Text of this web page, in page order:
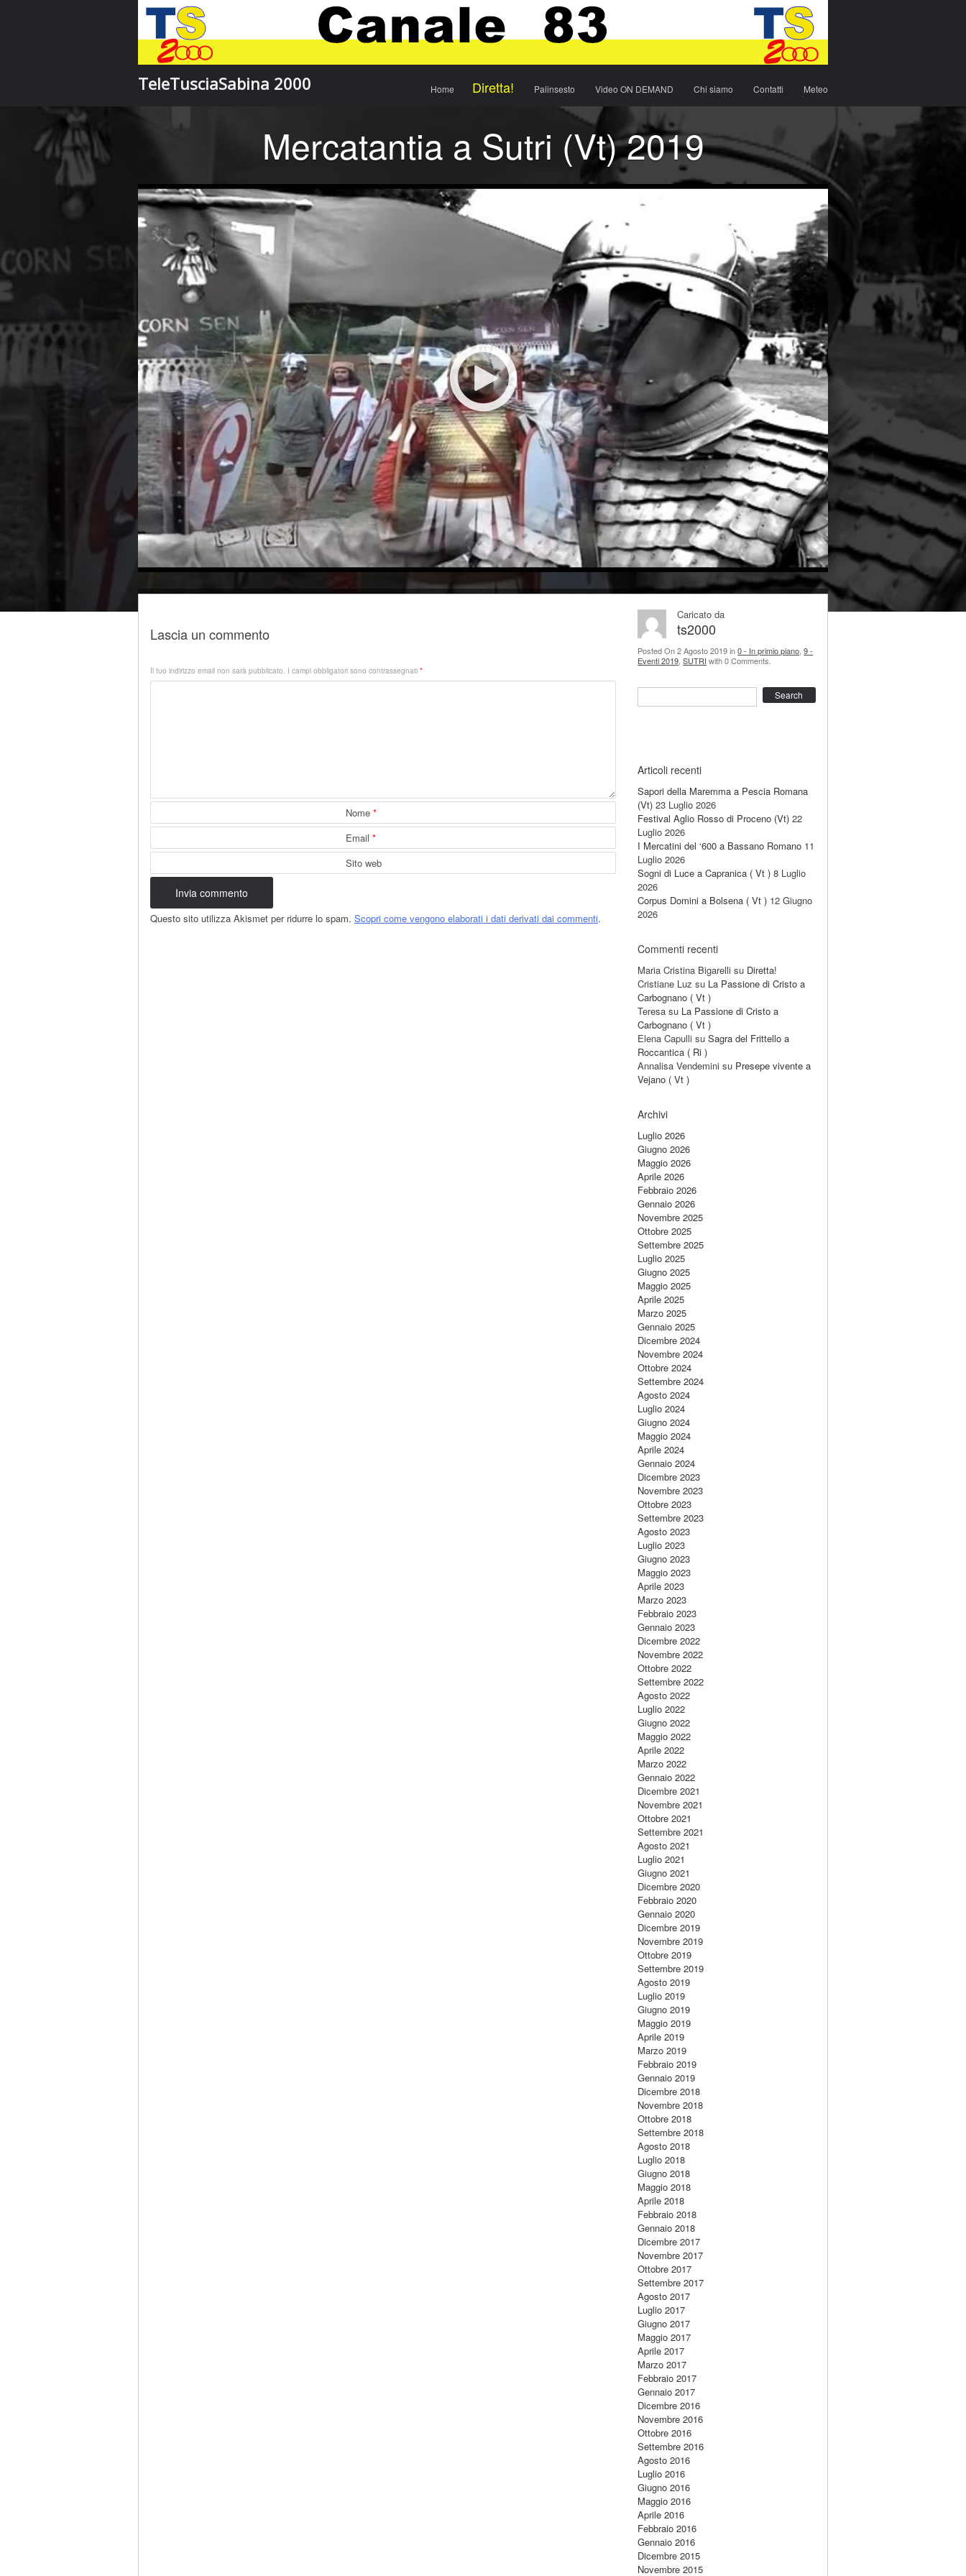
TeleTusciaSabina 2000 Home Diretta! Palinsesto Video ON DEMAND Chi siamo Contatti Meteo
Mercatantia a Sutri (Vt) 2019
Lascia un commento
Il tuo indirizzo email non sarà pubblicato. I campi obbligatori sono contrassegnati *
Nome*
Email*
Sito web
Questo sito utilizza Akismet per ridurre lo spam. Scopri come vengono elaborati i dati derivati dai commenti.
Caricato da
ts2000
Posted On 2 Agosto 2019 in0 - In primio piano ,9 -
Eventi 2019 ,SUTRI with 0 Comments.
Articoli recenti
Sapori della Maremma a Pescia Romana
(Vt) 23 Luglio 2026
Festival Aglio Rosso di Proceno (Vt) 22
Luglio 2026
I Mercatini del ‘600 a Bassano Romano 11
Luglio 2026
Sogni di Luce a Capranica ( Vt ) 8 Luglio
2026
Corpus Domini a Bolsena ( Vt ) 12 Giugno
2026
Commenti recenti
Maria Cristina Bigarelli su Diretta!
Cristiane Luz su La Passione di Cristo a
Carbognano ( Vt )
Teresa su La Passione di Cristo a
Carbognano ( Vt )
Elena Capulli suSagra del Frittello a
Roccantica ( Ri )
Annalisa Vendemini su Presepe vivente a
Vejano ( Vt )
Archivi
Luglio 2026
Giugno 2026
Maggio 2026
Aprile 2026
Febbraio 2026
Gennaio 2026
Novembre 2025
Ottobre 2025
Settembre 2025
Luglio 2025
Giugno 2025
Maggio 2025
Aprile 2025
Marzo 2025
Gennaio 2025
Dicembre 2024
Novembre 2024
Ottobre 2024
Settembre 2024
Agosto 2024
Luglio 2024
Giugno 2024
Maggio 2024
Aprile 2024
Gennaio 2024
Dicembre 2023
Novembre 2023
Ottobre 2023
Settembre 2023
Agosto 2023
Luglio 2023
Giugno 2023
Maggio 2023
Aprile 2023
Marzo 2023
Febbraio 2023
Gennaio 2023
Dicembre 2022
Novembre 2022
Ottobre 2022
Settembre 2022
Agosto 2022
Luglio 2022
Giugno 2022
Maggio 2022
Aprile 2022
Marzo 2022
Gennaio 2022
Dicembre 2021
Novembre 2021
Ottobre 2021
Settembre 2021
Agosto 2021
Luglio 2021
Giugno 2021
Dicembre 2020
Febbraio 2020
Gennaio 2020
Dicembre 2019
Novembre 2019
Ottobre 2019
Settembre 2019
Agosto 2019
Luglio 2019
Giugno 2019
Maggio 2019
Aprile 2019
Marzo 2019
Febbraio 2019
Gennaio 2019
Dicembre 2018
Novembre 2018
Ottobre 2018
Settembre 2018
Agosto 2018
Luglio 2018
Giugno 2018
Maggio 2018
Aprile 2018
Febbraio 2018
Gennaio 2018
Dicembre 2017
Novembre 2017
Ottobre 2017
Settembre 2017
Agosto 2017
Luglio 2017
Giugno 2017
Maggio 2017
Aprile 2017
Marzo 2017
Febbraio 2017
Gennaio 2017
Dicembre 2016
Novembre 2016
Ottobre 2016
Settembre 2016
Agosto 2016
Luglio 2016
Giugno 2016
Maggio 2016
Aprile 2016
Febbraio 2016
Gennaio 2016
Dicembre 2015
Novembre 2015